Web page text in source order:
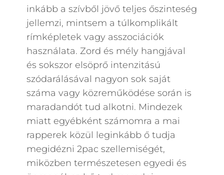
inkább a szívből jövő teljes őszinteség
jellemzi, mintsem a túlkomplikált
rímképletek vagy asszociációk
használata. Zord és mély hangjával
és sokszor elsöprő intenzitású
szódarálásával nagyon sok saját
száma vagy közreműködése során is
maradandót tud alkotni. Mindezek
miatt egyébként számomra a mai
rapperek közül leginkább ő tudja
megidézni 2pac szellemiségét,
miközben természetesen egyedi és